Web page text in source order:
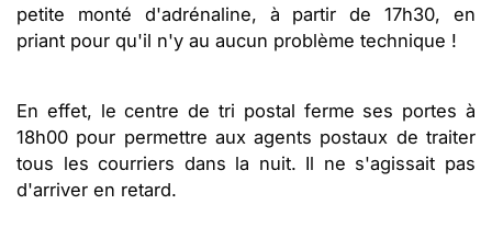
petite monté d'adrénaline, à partir de 17h30, en
priant pour qu'il n'y au aucun problème technique !
En effet, le centre de tri postal ferme ses portes à
18h00 pour permettre aux agents postaux de traiter
tous les courriers dans la nuit. Il ne s'agissait pas
d'arriver en retard.